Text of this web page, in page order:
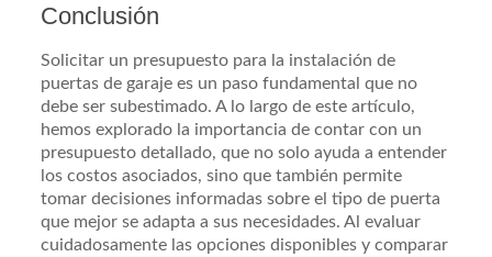
Conclusión
Solicitar un presupuesto para la instalación de
puertas de garaje es un paso fundamental que no
debe ser subestimado. A lo largo de este artículo,
hemos explorado la importancia de contar con un
presupuesto detallado, que no solo ayuda a entender
los costos asociados, sino que también permite
tomar decisiones informadas sobre el tipo de puerta
que mejor se adapta a sus necesidades. Al evaluar
cuidadosamente las opciones disponibles y comparar